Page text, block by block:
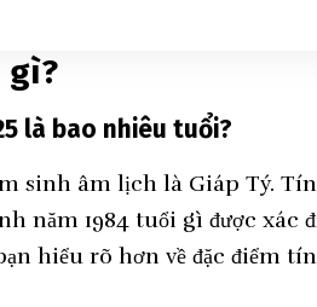
gì?
là bao nhiêu tuổi?
sinh âm lịch là Giáp Tý.
năm 1984 tuổi gì được xác
hiểu rõ hơn về đặc điểm